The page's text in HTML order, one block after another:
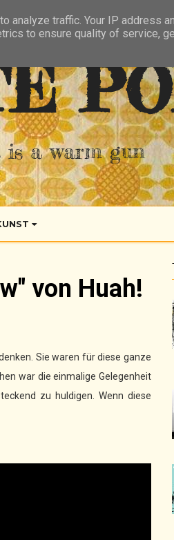
is a warm gun
von Huah!
Sie waren für diese ganze
war die einmalige Gelegenheit
zu huldigen. Wenn diese
traffic. Your IP address
to ensure quality of service,